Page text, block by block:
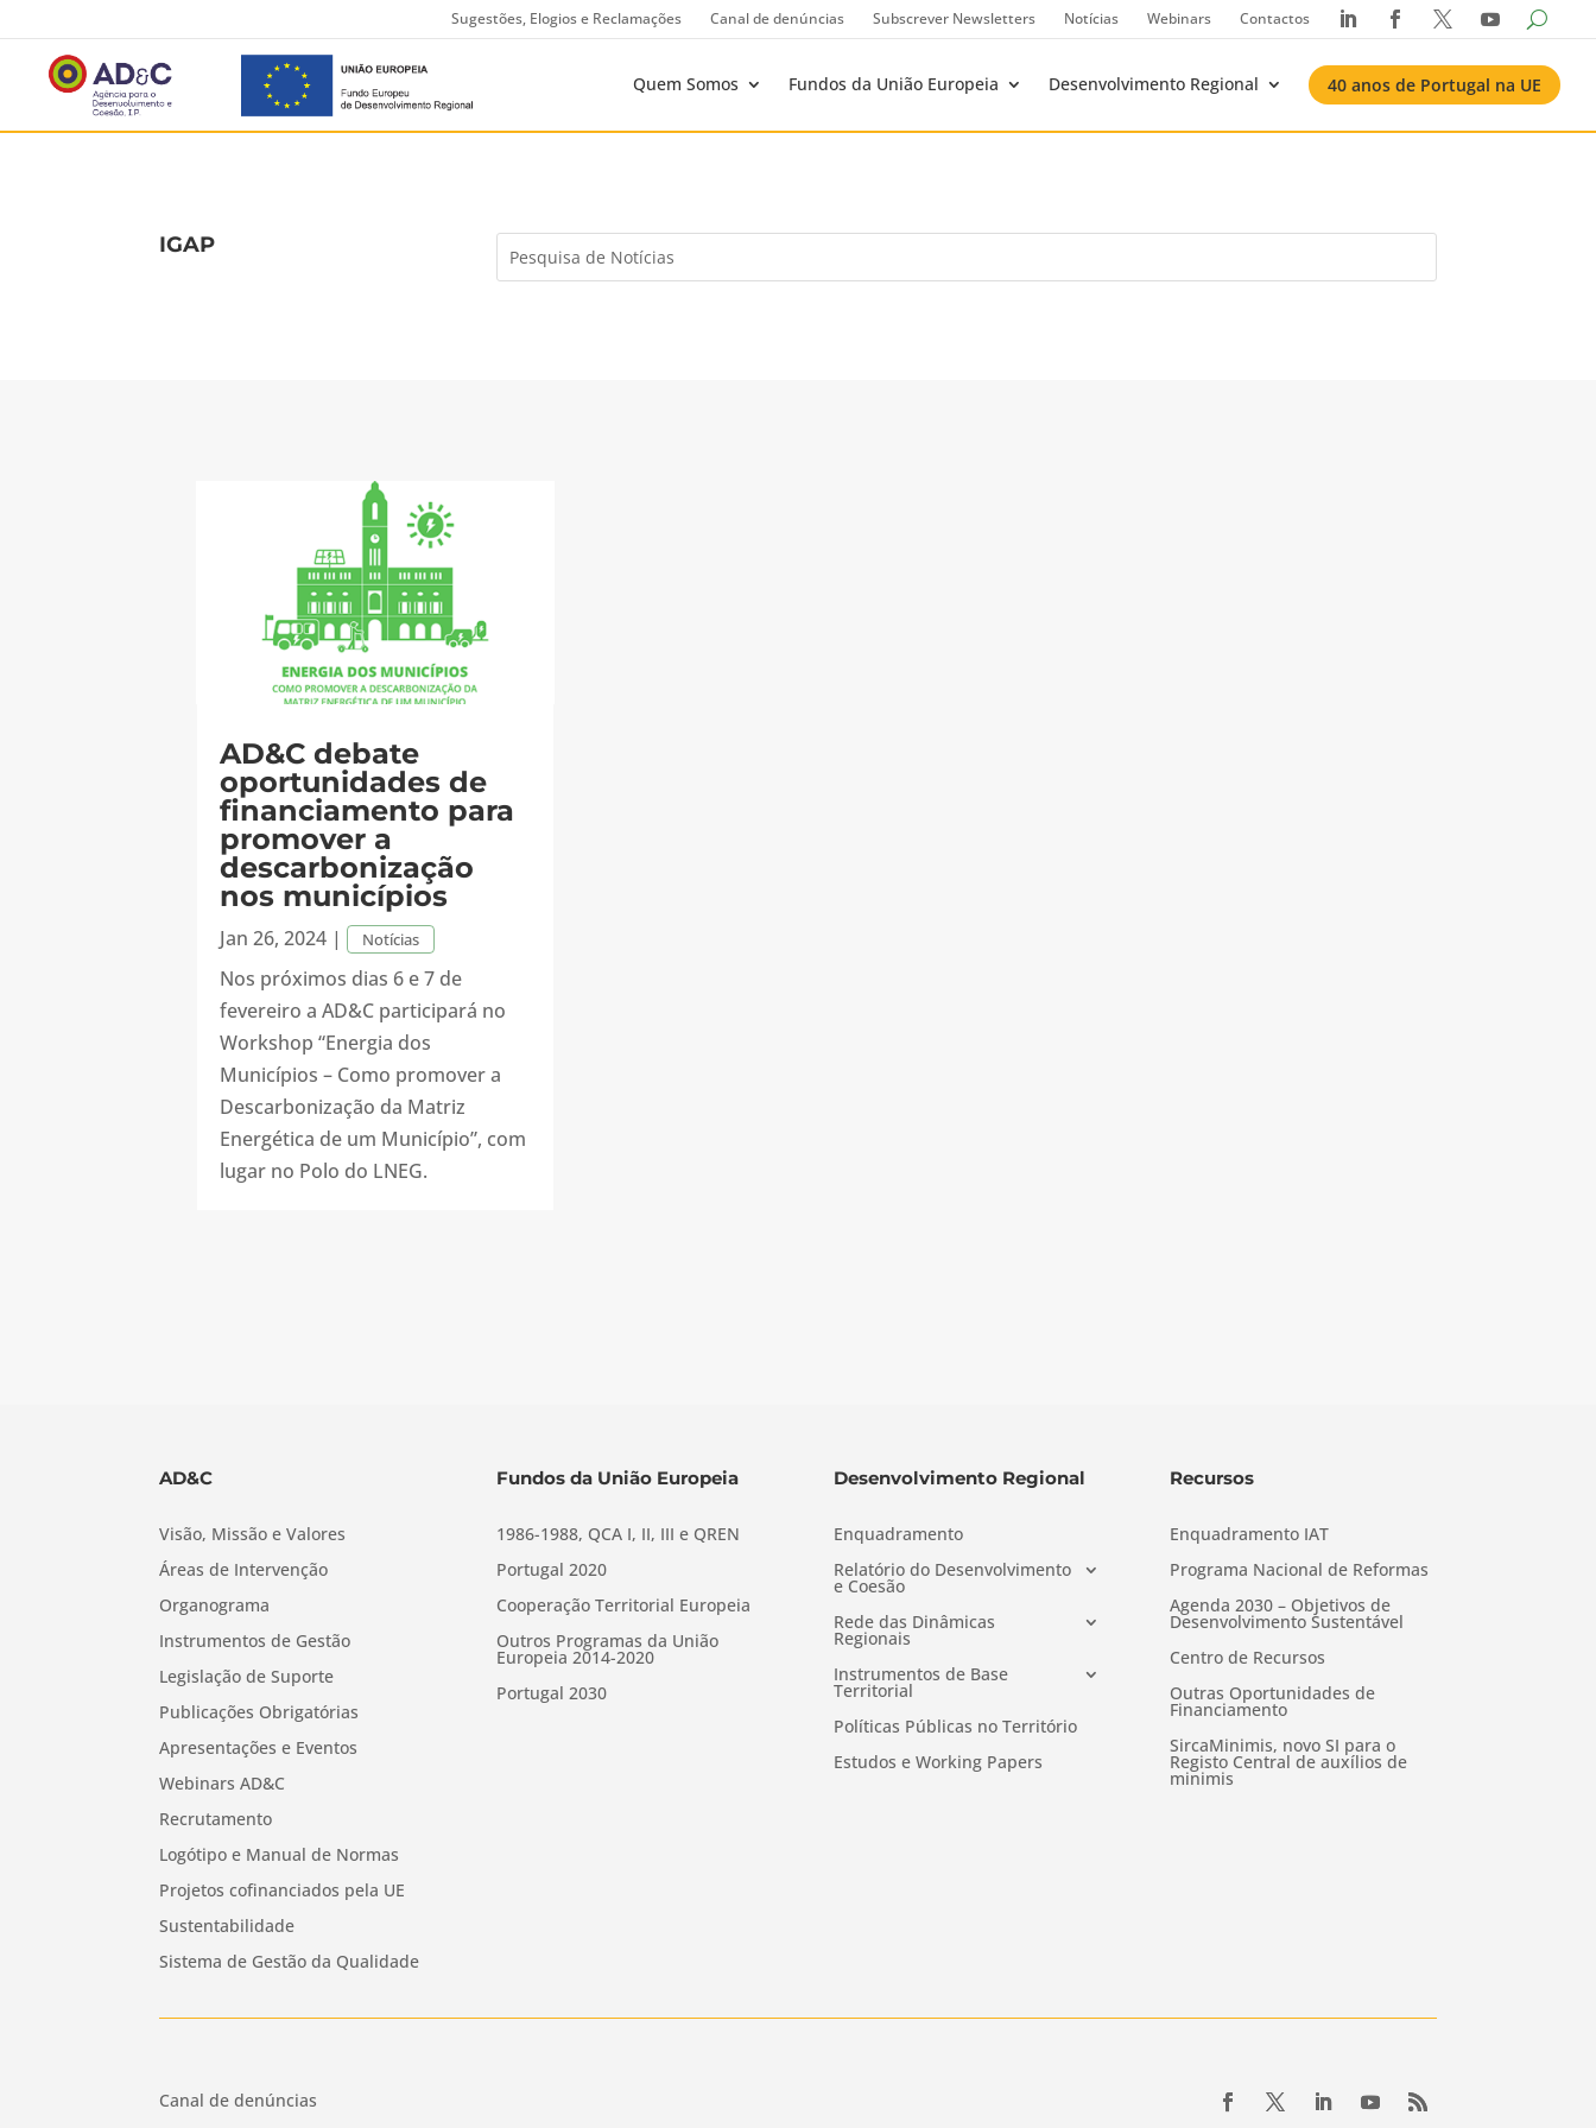
Sugestões, Elogios e Reclamações Canal de denúncias Subscrever Newsletters Notícias Webinars Contactos    
Quem Somos Fundos da União Europeia Desenvolvimento Regional 40 anos de Portugal na UE
IGAP
AD&C debate
oportunidades de
financiamento para
promover a
descarbonização
nos municípios
Jan 26, 2024 | Notícias
Nos próximos dias 6 e 7 de
fevereiro a AD&C participará no
Workshop “Energia dos
Municípios – Como promover a
Descarbonização da Matriz
Energética de um Município”, com
lugar no Polo do LNEG.
AD&C
Visão, Missão e Valores
Áreas de Intervenção
Organograma
Instrumentos de Gestão
Legislação de Suporte
Publicações Obrigatórias
Apresentações e Eventos
Webinars AD&C
Recrutamento
Logótipo e Manual de Normas
Projetos cofinanciados pela UE
Sustentabilidade
Sistema de Gestão da Qualidade
Fundos da União Europeia
1986-1988, QCA I, II, III e QREN
Portugal 2020
Cooperação Territorial Europeia
Outros Programas da União
Europeia 2014-2020
Portugal 2030
Desenvolvimento Regional
Enquadramento
Relatório do Desenvolvimento
e Coesão
Rede das Dinâmicas
Regionais
Instrumentos de Base
Territorial
Políticas Públicas no Território
Estudos e Working Papers
Recursos
Enquadramento IAT
Programa Nacional de Reformas
Agenda 2030 – Objetivos de
Desenvolvimento Sustentável
Centro de Recursos
Outras Oportunidades de
Financiamento
SircaMinimis, novo SI para o
Registo Central de auxílios de
minimis
Canal de denúncias